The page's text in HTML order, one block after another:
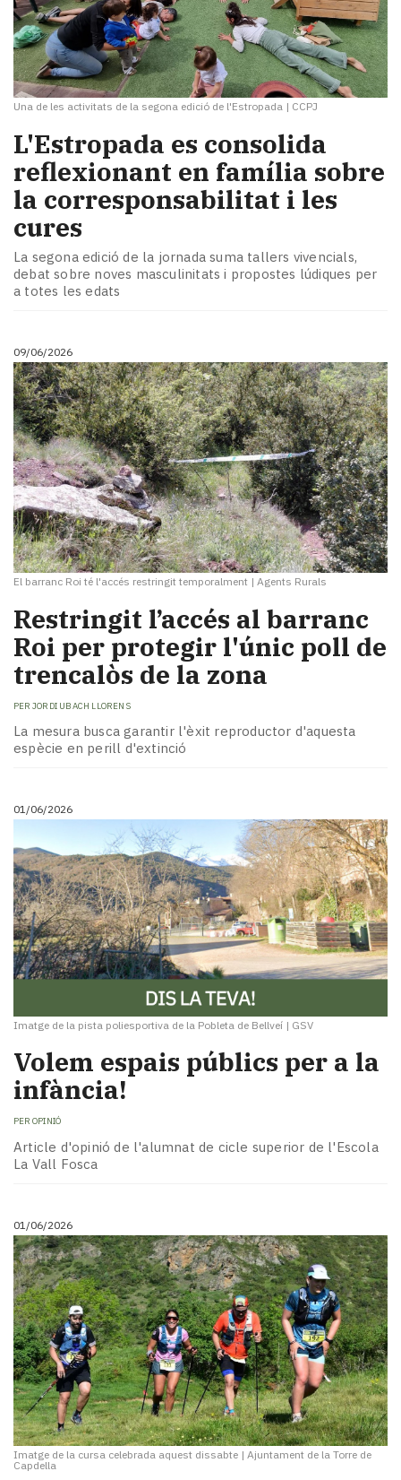
Una de les activitats de la segona edició de l'Estropada | CCPJ
​L'Estropada es consolida
reflexionant en família sobre
la corresponsabilitat i les
cures
La segona edició de la jornada suma tallers vivencials,
debat sobre noves masculinitats i propostes lúdiques per
a totes les edats
09/06/2026
El barranc Roi té l'accés restringit temporalment | Agents Rurals
​Restringit l’accés al barranc
Roi per protegir l'únic poll de
trencalòs de la zona
PER JORDI UBACH LLORENS
La mesura busca garantir l'èxit reproductor d'aquesta
espècie en perill d'extinció
01/06/2026
Imatge de la pista poliesportiva de la Pobleta de Bellveí | GSV
Volem espais públics per a la
infància!
PER OPINIÓ
Article d'opinió de l'alumnat de cicle superior de l'Escola
La Vall Fosca
01/06/2026
Imatge de la cursa celebrada aquest dissabte | Ajuntament de la Torre de
Capdella